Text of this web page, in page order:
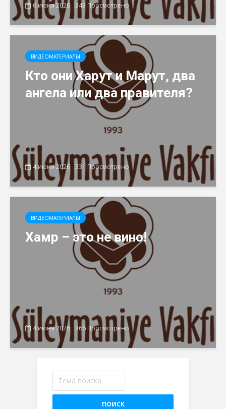
6 июня 2026 343 Просмотрено
ВИДЕОМАТЕРИАЛЫ
Кто они Харут и Марут, два
ангела или два правителя?
4 июня 2026 331 Просмотрено
ВИДЕОМАТЕРИАЛЫ
Хамр – это не вино!
4 июня 2026 366 Просмотрено
ПОИСК